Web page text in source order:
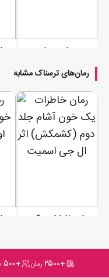
رمان پیمان
رمان‌های ترسناک مشابه
+۲۵۰۰ رمان +۵۰۰ هزار